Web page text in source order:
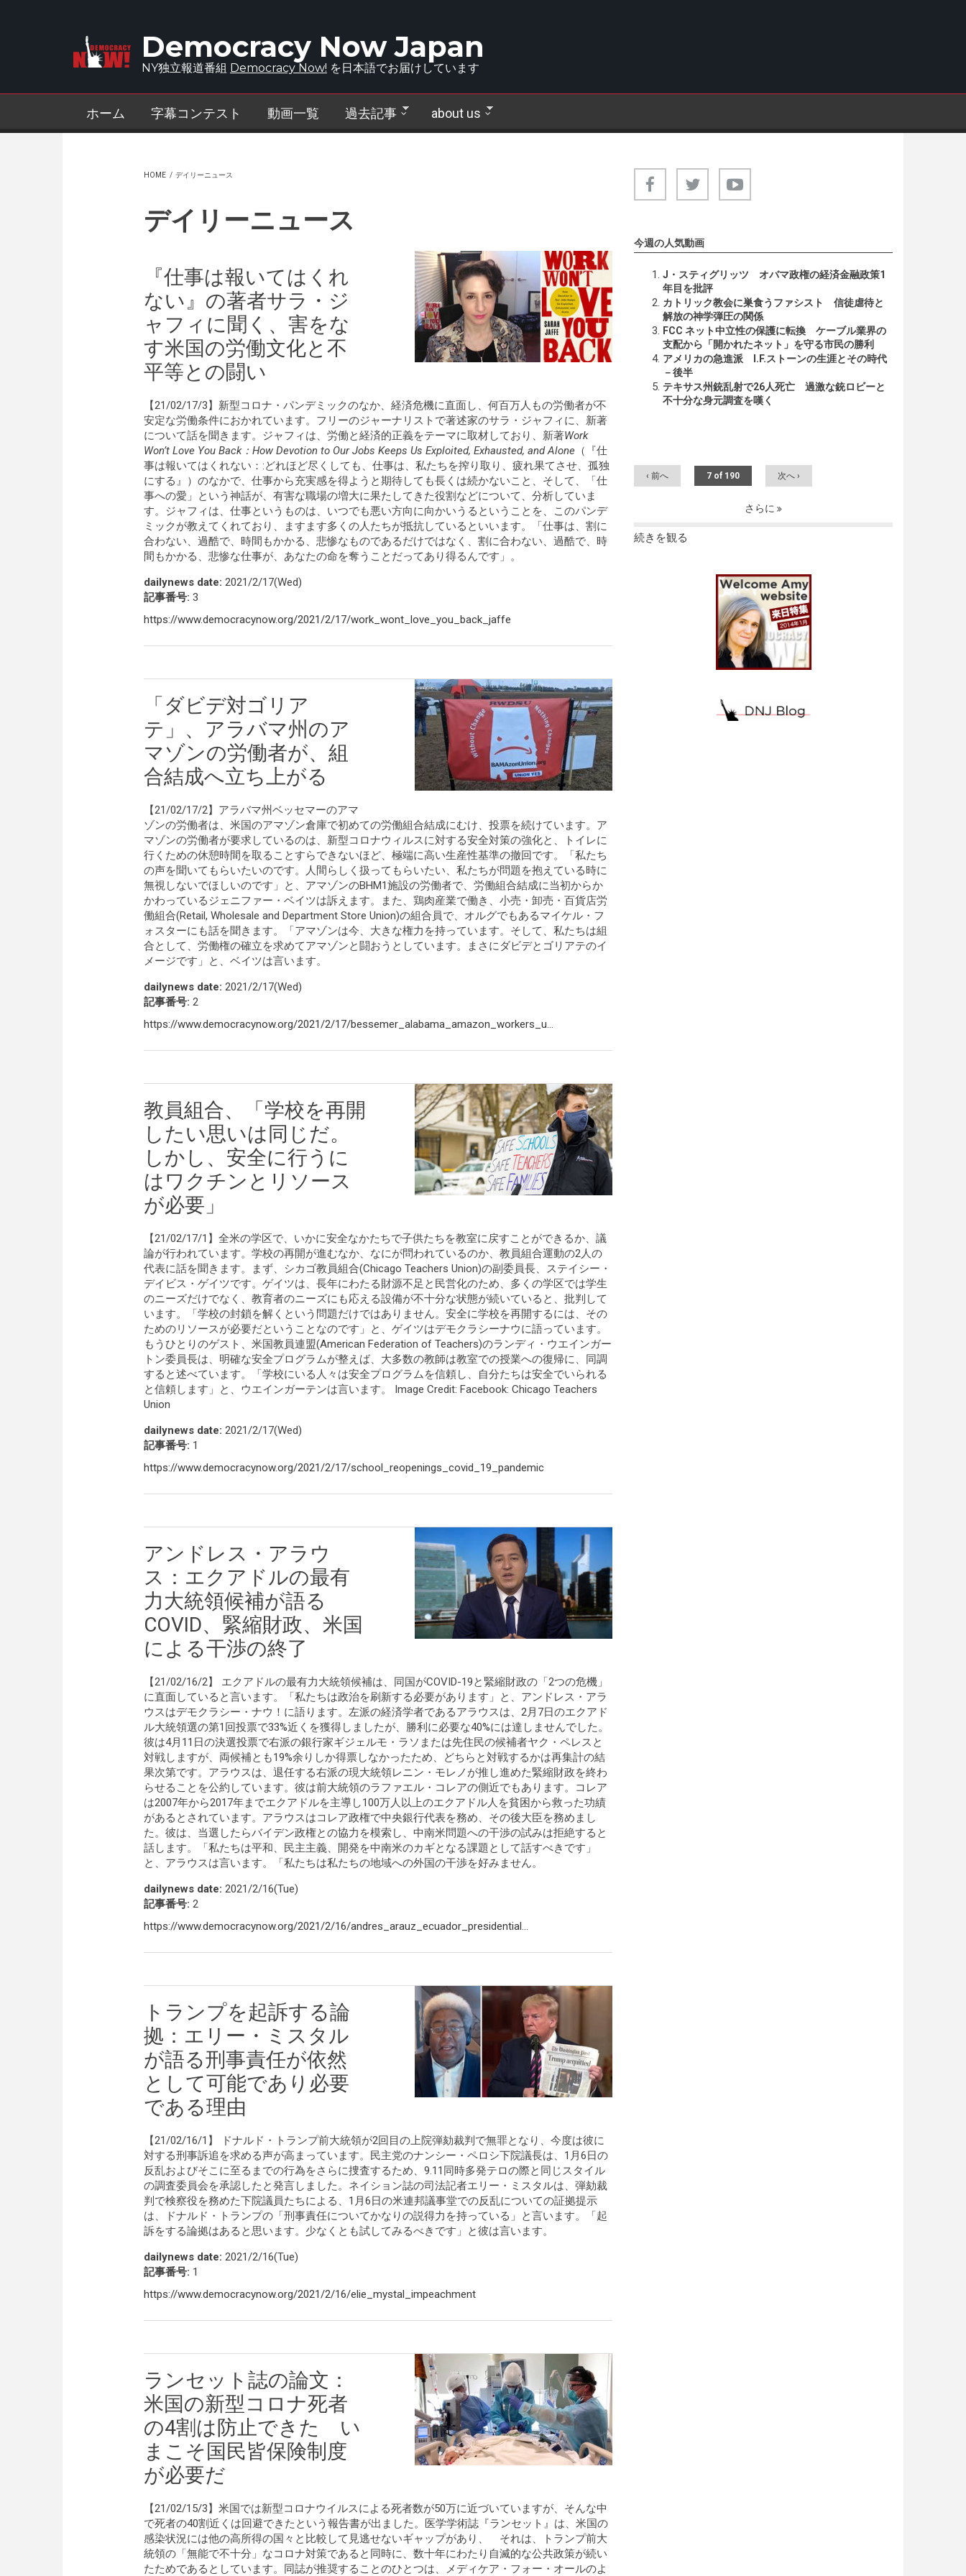
Democracy Now Japan
NY独立報道番組 Democracy Now! を日本語でお届けしています
ホーム 字幕コンテスト 動画一覧 過去記事 about us
HOME / デイリーニュース
デイリーニュース
『仕事は報いてはくれ
ない』の著者サラ・ジ
ャフィに聞く、害をな
す米国の労働文化と不
平等との闘い
【21/02/17/3】新型コロナ・パンデミックのなか、経済危機に直面し、何百万人もの労働者が不
安定な労働条件におかれています。フリーのジャーナリストで著述家のサラ・ジャフィに、新著
について話を聞きます。ジャフィは、労働と経済的正義をテーマに取材しており、新著Work
Won’t Love You Back：How Devotion to Our Jobs Keeps Us Exploited, Exhausted, and Alone（『仕
事は報いてはくれない：:どれほど尽くしても、仕事は、私たちを搾り取り、疲れ果てさせ、孤独
にする』）のなかで、仕事から充実感を得ようと期待しても長くは続かないこと、そして、「仕
事への愛」という神話が、有害な職場の増大に果たしてきた役割などについて、分析していま
す。ジャフィは、仕事というものは、いつでも悪い方向に向かいうるということを、このパンデ
ミックが教えてくれており、ますます多くの人たちが抵抗しているといいます。「仕事は、割に
合わない、過酷で、時間もかかる、悲惨なものであるだけではなく、割に合わない、過酷で、時
間もかかる、悲惨な仕事が、あなたの命を奪うことだってあり得るんです」。
dailynews date: 2021/2/17(Wed)
記事番号: 3
https://www.democracynow.org/2021/2/17/work_wont_love_you_back_jaffe
「ダビデ対ゴリア
テ」、アラバマ州のア
マゾンの労働者が、組
合結成へ立ち上がる
【21/02/17/2】アラバマ州ベッセマーのアマ
ゾンの労働者は、米国のアマゾン倉庫で初めての労働組合結成にむけ、投票を続けています。ア
マゾンの労働者が要求しているのは、新型コロナウィルスに対する安全対策の強化と、トイレに
行くための休憩時間を取ることすらできないほど、極端に高い生産性基準の撤回です。「私たち
の声を聞いてもらいたいのです。人間らしく扱ってもらいたい、私たちが問題を抱えている時に
無視しないでほしいのです」と、アマゾンのBHM1施設の労働者で、労働組合結成に当初からか
かわっているジェニファー・ベイツは訴えます。また、鶏肉産業で働き、小売・卸売・百貨店労
働組合(Retail, Wholesale and Department Store Union)の組合員で、オルグでもあるマイケル・フ
ォスターにも話を聞きます。「アマゾンは今、大きな権力を持っています。そして、私たちは組
合として、労働権の確立を求めてアマゾンと闘おうとしています。まさにダビデとゴリアテのイ
メージです」と、ベイツは言います。
dailynews date: 2021/2/17(Wed)
記事番号: 2
https://www.democracynow.org/2021/2/17/bessemer_alabama_amazon_workers_u...
教員組合、「学校を再開
したい思いは同じだ。
しかし、安全に行うに
はワクチンとリソース
が必要」
【21/02/17/1】全米の学区で、いかに安全なかたちで子供たちを教室に戻すことができるか、議
論が行われています。学校の再開が進むなか、なにが問われているのか、教員組合運動の2人の
代表に話を聞きます。まず、シカゴ教員組合(Chicago Teachers Union)の副委員長、ステイシー・
デイビス・ゲイツです。ゲイツは、長年にわたる財源不足と民営化のため、多くの学区では学生
のニーズだけでなく、教育者のニーズにも応える設備が不十分な状態が続いていると、批判して
います。「学校の封鎖を解くという問題だけではありません。安全に学校を再開するには、その
ためのリソースが必要だということなのです」と、ゲイツはデモクラシーナウに語っています。
もうひとりのゲスト、米国教員連盟(American Federation of Teachers)のランディ・ウエインガー
トン委員長は、明確な安全プログラムが整えば、大多数の教師は教室での授業への復帰に、同調
すると述べています。「学校にいる人々は安全プログラムを信頼し、自分たちは安全でいられる
と信頼します」と、ウエインガーテンは言います。 Image Credit: Facebook: Chicago Teachers
Union
dailynews date: 2021/2/17(Wed)
記事番号: 1
https://www.democracynow.org/2021/2/17/school_reopenings_covid_19_pandemic
アンドレス・アラウ
ス：エクアドルの最有
力大統領候補が語る
COVID、緊縮財政、米国
による干渉の終了
【21/02/16/2】 エクアドルの最有力大統領候補は、同国がCOVID-19と緊縮財政の「2つの危機」
に直面していると言います。「私たちは政治を刷新する必要があります」と、アンドレス・アラ
ウスはデモクラシー・ナウ！に語ります。左派の経済学者であるアラウスは、2月7日のエクアド
ル大統領選の第1回投票で33%近くを獲得しましたが、勝利に必要な40%には達しませんでした。
彼は4月11日の決選投票で右派の銀行家ギジェルモ・ラソまたは先住民の候補者ヤク・ペレスと
対戦しますが、両候補とも19%余りしか得票しなかったため、どちらと対戦するかは再集計の結
果次第です。アラウスは、退任する右派の現大統領レニン・モレノが推し進めた緊縮財政を終わ
らせることを公約しています。彼は前大統領のラファエル・コレアの側近でもあります。コレア
は2007年から2017年までエクアドルを主導し100万人以上のエクアドル人を貧困から救った功績
があるとされています。アラウスはコレア政権で中央銀行代表を務め、その後大臣を務めまし
た。彼は、当選したらバイデン政権との協力を模索し、中南米問題への干渉の試みは拒絶すると
話します。「私たちは平和、民主主義、開発を中南米のカギとなる課題として話すべきです」
と、アラウスは言います。「私たちは私たちの地域への外国の干渉を好みません。
dailynews date: 2021/2/16(Tue)
記事番号: 2
https://www.democracynow.org/2021/2/16/andres_arauz_ecuador_presidential...
トランプを起訴する論
拠：エリー・ミスタル
が語る刑事責任が依然
として可能であり必要
である理由
【21/02/16/1】 ドナルド・トランプ前大統領が2回目の上院弾劾裁判で無罪となり、今度は彼に
対する刑事訴追を求める声が高まっています。民主党のナンシー・ペロシ下院議長は、1月6日の
反乱およびそこに至るまでの行為をさらに捜査するため、9.11同時多発テロの際と同じスタイル
の調査委員会を承認したと発言しました。ネイション誌の司法記者エリー・ミスタルは、弾劾裁
判で検察役を務めた下院議員たちによる、1月6日の米連邦議事堂での反乱についての証拠提示
は、ドナルド・トランプの「刑事責任についてかなりの説得力を持っている」と言います。「起
訴をする論拠はあると思います。少なくとも試してみるべきです」と彼は言います。
dailynews date: 2021/2/16(Tue)
記事番号: 1
https://www.democracynow.org/2021/2/16/elie_mystal_impeachment
ランセット誌の論文：
米国の新型コロナ死者
の4割は防止できた い
まこそ国民皆保険制度
が必要だ
【21/02/15/3】米国では新型コロナウイルスによる死者数が50万に近づいていますが、そんな中
で死者の40割近くは回避できたという報告書が出ました。医学学術誌『ランセット』は、米国の
感染状況には他の高所得の国々と比較して見逃せないギャップがあり、 それは、トランプ前大
統領の「無能で不十分」なコロナ対策であると同時に、数十年にわたり自滅的な公共政策が続い
たためであるとしています。同誌が推奨することのひとつは、メディケア・フォー・オールのよ
今週の人気動画
J・スティグリッツ オバマ政権の経済金融政策1
年目を批評
カトリック教会に巣食うファシスト 信徒虐待と
解放の神学弾圧の関係
FCC ネット中立性の保護に転換 ケーブル業界の
支配から「開かれたネット」を守る市民の勝利
アメリカの急進派 I.F.ストーンの生涯とその時代
－後半
テキサス州銃乱射で26人死亡 過激な銃ロビーと
不十分な身元調査を嘆く
‹ 前へ 7 of 190 次へ ›
さらに
続きを観る